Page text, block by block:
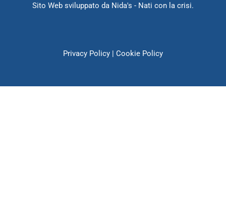
Sito Web sviluppato da Nida's - Nati con la crisi.
Privacy Policy| Cookie Policy